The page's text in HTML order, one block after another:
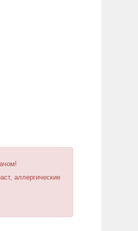
аллергические